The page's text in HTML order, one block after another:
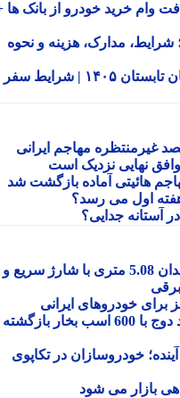
دریافت وام خرید خودرو از بانک ها +
سلامت ایرانیان ۱۴۰۵؛ شرایط، مدارک، هزینه و نحوه
ثبت نام سفرهای رایگان بازنشستگان تابستان ۱۴۰۵ | شرایط سفر
مهاجم ایرانی
نهایی نزدیک است
هائیتی آماده بازگشت شد
اول می رسد؟
جدایی؟
BYD سیل 07 جدید رونمایی شد: سدان 5.08 متری با شارژ سریع و
خودروهای ایرانی
بازگشت دوج سوپر بی: چارجر جدید دوج با 600 اسب بخار بازگشته
آینده؛ خودروسازان در تکاپوی